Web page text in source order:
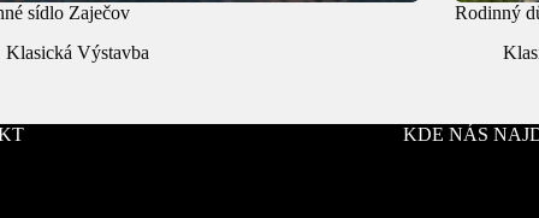
sídlo Zaječov
Klasická Výstavba
Rodinný
KDE NÁS